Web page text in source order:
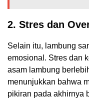
2. Stres dan
Selain itu, lambung
emosional. Stres dan
asam lambung
menunjukkan bahwa
pikiran pada akhirnya